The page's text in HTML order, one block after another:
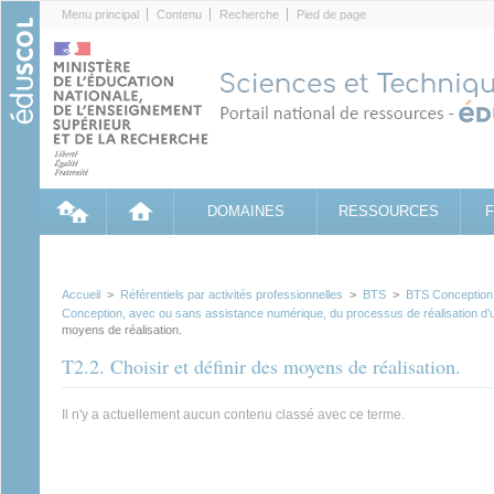
Menu principal Contenu Recherche Pied de page
DOMAINES RESSOURCES
Accueil > Référentiels par activités professionnelles > BTS > BTS
Conception, avec ou sans assistance numérique, du processus de réalisation
moyens de réalisation.
T2.2. Choisir et définir des moyens de réalisation.
Il n'y a actuellement aucun contenu classé avec ce terme.